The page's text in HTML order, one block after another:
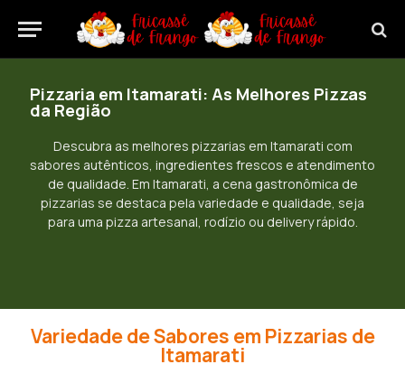
Pizzaria em Itamarati: As Melhores Pizzas
da Região
Descubra as melhores pizzarias em Itamarati com
sabores autênticos, ingredientes frescos e atendimento
de qualidade. Em Itamarati, a cena gastronômica de
pizzarias se destaca pela variedade e qualidade, seja
para uma pizza artesanal, rodízio ou delivery rápido.
Variedade de Sabores em Pizzarias de
Itamarati